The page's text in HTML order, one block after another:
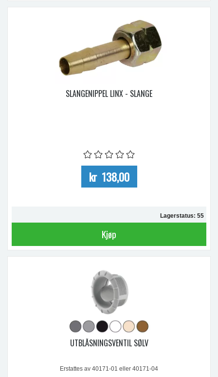
SLANGENIPPEL LINX - SLANGE
kr 138,00
Lagerstatus: 55
Kjøp
UTBLÅSNINGSVENTIL SØLV
Erstattes av 40171-01 eller 40171-04